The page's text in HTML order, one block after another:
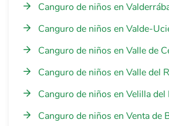
Canguro de niños en
Canguro de niños en Valde-
Canguro de niños en Valle de
Canguro de niños en Valle del
Canguro de niños en Velilla
Canguro de niños en Venta de